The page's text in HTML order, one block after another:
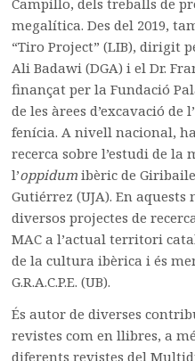
Campillo, dels treballs de
megalítica. Des del 2019,
“Tiro Project” (LIB), dirigit
Ali Badawi (DGA) i el Dr.
finançat per la Fundació
de les àrees d’excavació de
fenícia. A nivell nacional,
recerca sobre l’estudi de la
l’oppidum ibèric de
Gutiérrez (UJA). En
diversos projectes de
MAC a l’actual territori
de la cultura ibèrica i és
G.R.A.C.P.E. (UB).
És autor de diverses
revistes com en llibres, a
diferents revistes del